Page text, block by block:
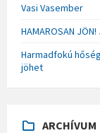
Vasi Vasember
HAMAROSAN JÖN!
Harmadfokú
jöhet
ARCHÍVUM